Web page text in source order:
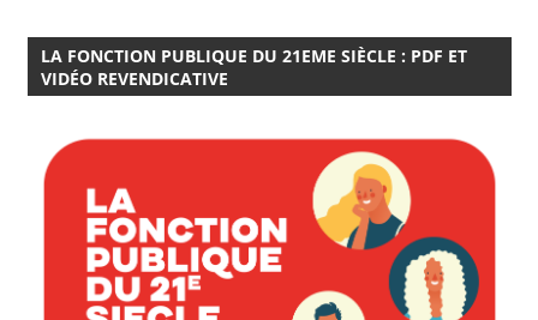
LA FONCTION PUBLIQUE DU 21EME SIÈCLE : PDF ET
VIDÉO REVENDICATIVE